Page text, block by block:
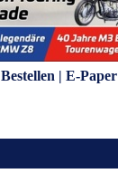
Bestellen E-Paper